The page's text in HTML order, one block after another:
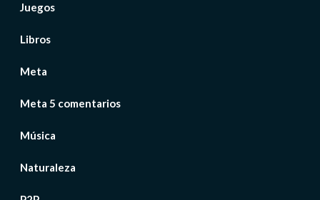
Juegos
Libros
Meta
Meta 5 comentarios
Música
Naturaleza